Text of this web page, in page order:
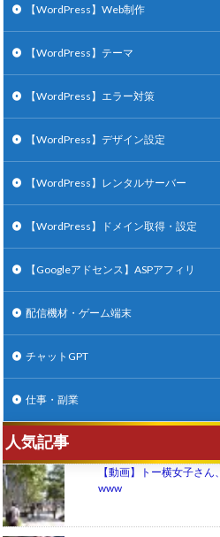
【WordPress】Web制作
【WordPress】テーマ
【WordPress】エラー対策
【WordPress】デザイン設定
【WordPress】レンタルサーバー
【WordPress】ドメイン取得・設定
【Googleアドセンス】ASPアフィリ
配信機材・ゲーム端末
チャットGPT
仕事・副業
人気記事
【動画】トー横女子さ
www